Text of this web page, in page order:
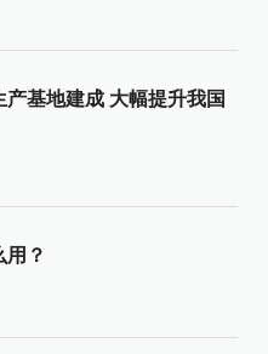
基地建成 大幅提升我国
用？